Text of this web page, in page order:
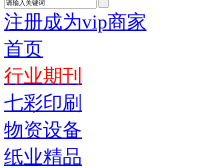
注册成为vip商家
首页
行业期刊
七彩印刷
物资设备
纸业精品